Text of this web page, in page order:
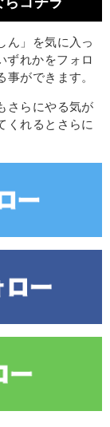
ん」を気に入っ
ずれかをフォロ
ができます。
さらにやる気が
くれるとさらに